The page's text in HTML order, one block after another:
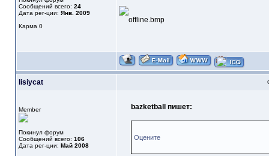
Сообщений всего: 24
Дата рег-ции: Янв. 2009
Карма 0
lisiycat
Member
Покинул форум
Сообщений всего: 106
Дата рег-ции: Май 2008
bazketball пишет:
Оцените